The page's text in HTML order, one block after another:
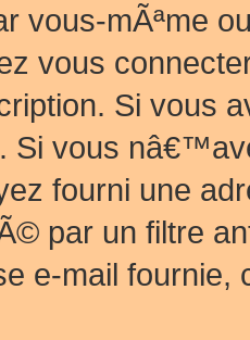
vous-mÃªme
vous
Si vous
Si vous
fourni une
par un filtre
e-mail fournie,